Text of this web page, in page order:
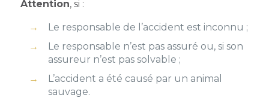
Attention, si :
Le responsable de l’accident est inconnu ;
Le responsable n’est pas assuré ou, si son
assureur n’est pas solvable ;
L’accident a été causé par un animal
sauvage.